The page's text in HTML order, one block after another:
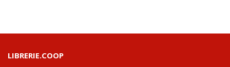
LIBRERIE.COOP